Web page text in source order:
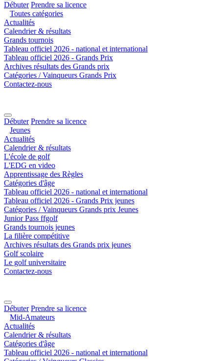
Débuter Prendre sa licence
Toutes catégories
Actualités
Calendrier & résultats
Grands tournois
Tableau officiel 2026 - national et international
Tableau officiel 2026 - Grands Prix
Archives résultats des Grands prix
Catégories / Vainqueurs Grands Prix
Contactez-nous
Débuter Prendre sa licence
Jeunes
Actualités
Calendrier & résultats
L'école de golf
L'EDG en video
Apprentissage des Règles
Catégories d'âge
Tableau officiel 2026 - national et international
Tableau officiel 2026 - Grands Prix jeunes
Catégories / Vainqueurs Grands prix Jeunes
Junior Pass ffgolf
Grands tournois jeunes
La filière compétitive
Archives résultats des Grands prix jeunes
Golf scolaire
Le golf universitaire
Contactez-nous
Débuter Prendre sa licence
Mid-Amateurs
Actualités
Calendrier & résultats
Catégories d'âge
Tableau officiel 2026 - national et international